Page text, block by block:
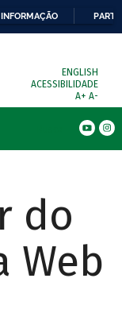
ENGLISH
ACESSIBILIDADE
A+ A-
do
Web